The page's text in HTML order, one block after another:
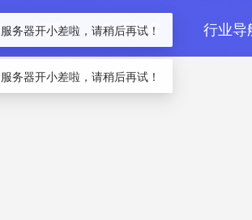
首页 数据检索 行业导
服务器开小差啦，请稍后再试！
服务器开小差啦，请稍后再试！